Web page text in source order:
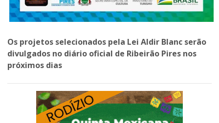
Os projetos selecionados pela Lei Aldir Blanc serão
divulgados no diário oficial de Ribeirão Pires nos
próximos dias